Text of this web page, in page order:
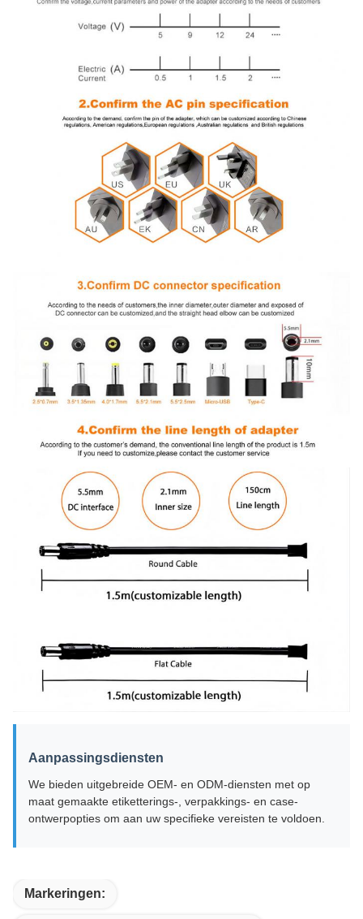
Aanpassingsdiensten
We bieden uitgebreide OEM- en ODM-diensten met op
maat gemaakte etiketterings-, verpakkings- en case-
ontwerpopties om aan uw specifieke vereisten te voldoen.
Markeringen: